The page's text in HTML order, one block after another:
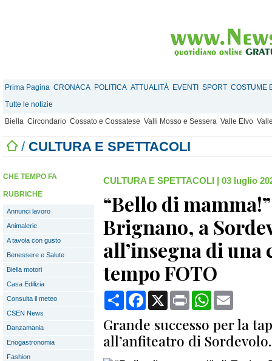
Prima Pagina CRONACA POLITICA ATTUALITÀ EVENTI SPORT COSTUME
Tutte le notizie
Biella Circondario Cossato e Cossatese Valli Mosso e Sessera Valle Elvo
/ CULTURA E SPETTACOLI
CHE TEMPO FA
RUBRICHE
Annunci lavoro
Animalerie
A tavola con gusto
Benessere e Salute
Biella motori
Casa Edilizia
Consulta il meteo
CSEN News
Danzamania
Enogastronomia
Fashion
CULTURA E SPETTACOLI | 03 luglio
“Bello di
Brignano, a
all’insegna di una
tempo FOTO
CondividiFacebook
X Print WhatsApp
Grande successo per la
all’anfiteatro di Sordevolo.